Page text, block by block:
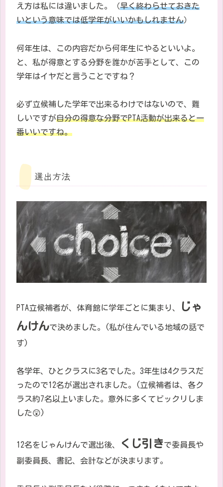
え方は私には違いました。（早く終わらせておきた
いという意味では低学年がいいかもしれません）
何年生は、この内容だから何年生にやるといいよ。
と、私が得意とする分野を誰かが苦手として、この
学年はイヤだと言うことですね？
必ず立候補した学年で出来るわけではないので、難
しいですが自分の得意な分野でPTA活動が出来ると一
番いいですね。
選出方法
PTA立候補者が、体育館に学年ごとに集まり、
じゃ
んけんで決めました。 (私が住んでいる地域の話で
す)
各学年、ひとクラスに3名でした。 3年生は4クラスだ
ったので12名が選出されました。 (立候補者は、各ク
ラス約7名以上いました。意外に多くてビックリしま
した😲)
12名をじゃんけんで選出後、 くじ引きで委員長や
副委員長、書記、会計などが決まります。